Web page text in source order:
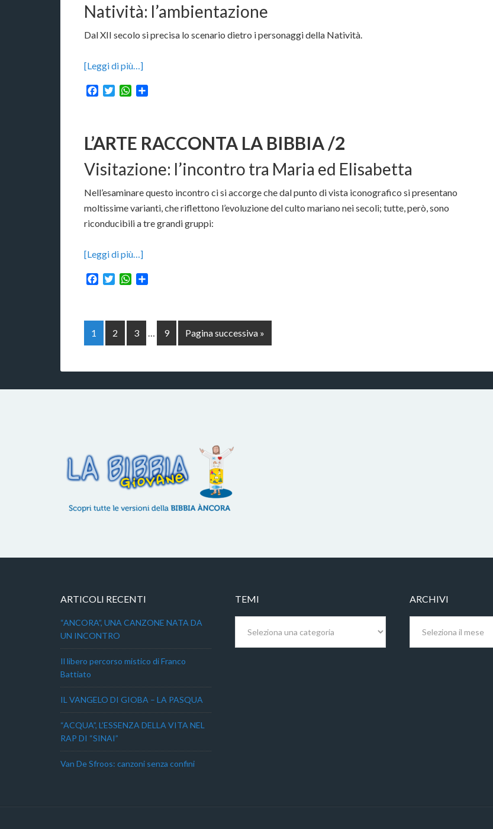
Natività: l’ambientazione
Dal XII secolo si precisa lo scenario dietro i personaggi della Natività.
[Leggi di più…]
Facebook
TwitterWhatsApp
L’ARTE RACCONTA LA BIBBIA /2
Visitazione: l’incontro tra Maria ed Elisabetta
Nell’esaminare questo incontro ci si accorge che dal punto di vista iconografico si presentano
moltissime varianti, che riflettono l’evoluzione del culto mariano nei secoli; tutte, però, sono
riconducibili a tre grandi gruppi:
[Leggi di più…]
Facebook
TwitterWhatsApp
1 2 3 9 Pagina successiva »
ARTICOLI RECENTI
“ANCORA”, UNA CANZONE NATA DA
UN INCONTRO
Il libero percorso mistico di Franco
Battiato
IL VANGELO DI GIOBA – LA PASQUA
“ACQUA”, L’ESSENZA DELLA VITA NEL
RAP DI “SINAI”
Van De Sfroos: canzoni senza confini
TEMI ARCHIVI